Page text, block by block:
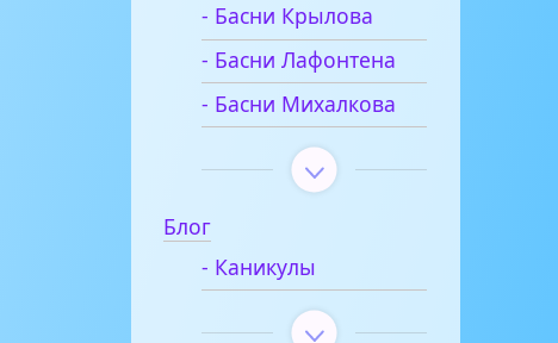
- Басни Крылова
- Басни Лафонтена
- Басни Михалкова
Блог
- Каникулы